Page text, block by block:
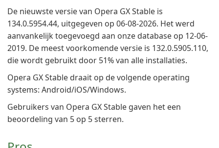
De nieuwste versie van Opera GX Stable is
134.0.5954.44, uitgegeven op 06-08-2026. Het werd
aanvankelijk toegevoegd aan onze database op 12-06-
2019. De meest voorkomende versie is 132.0.5905.110,
die wordt gebruikt door 51% van alle installaties.
Opera GX Stable draait op de volgende operating
systems: Android/iOS/Windows.
Gebruikers van Opera GX Stable gaven het een
beoordeling van 5 op 5 sterren.